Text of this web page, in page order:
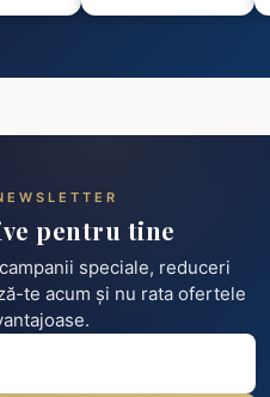
pentru tine
speciale, reduceri
te acum și nu rata ofertele